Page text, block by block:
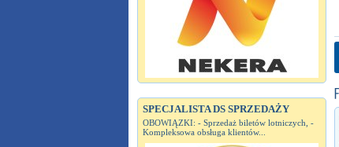
SPECJALISTA DS SPRZEDAŻY
OBOWIĄZKI: - Sprzedaż biletów lotniczych, -
Kompleksowa obsługa klientów...